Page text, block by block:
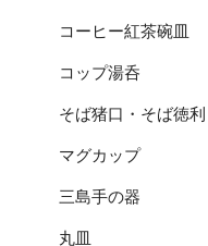
コーヒー紅茶碗皿
コップ湯呑
そば猪口・そば徳利
マグカップ
三島手の器
丸皿